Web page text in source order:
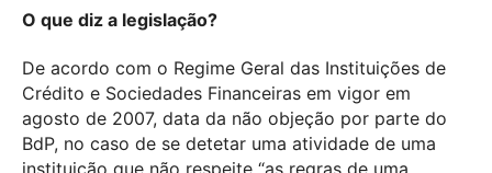
O que diz a legislação?
De acordo com o Regime Geral das Instituições de
Crédito e Sociedades Financeiras em vigor em
agosto de 2007, data da não objeção por parte do
BdP, no caso de se detetar uma atividade de uma